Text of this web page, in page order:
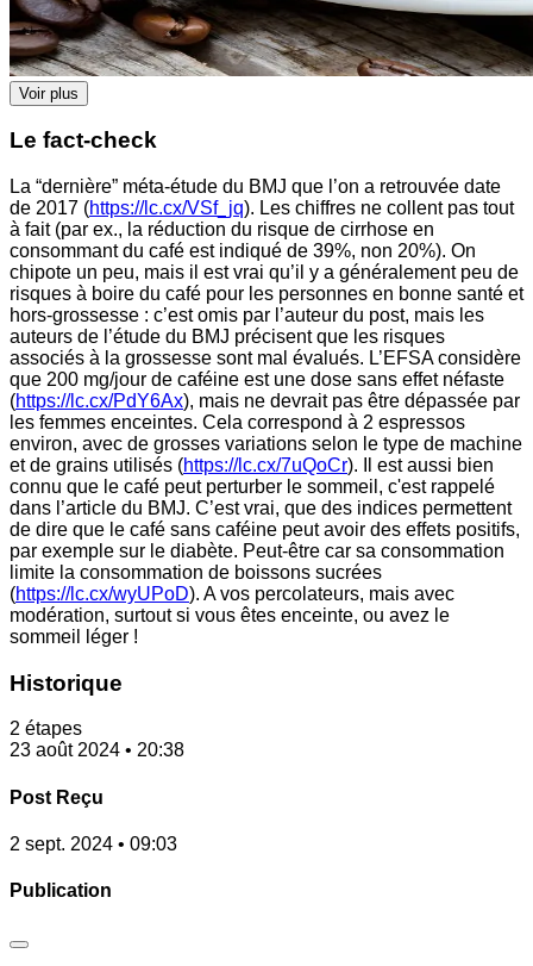
Voir plus
Le fact-check
La “dernière” méta-étude du BMJ que l’on a retrouvée date
de 2017 (https://lc.cx/VSf_jq). Les chiffres ne collent pas tout
à fait (par ex., la réduction du risque de cirrhose en
consommant du café est indiqué de 39%, non 20%). On
chipote un peu, mais il est vrai qu’il y a généralement peu de
risques à boire du café pour les personnes en bonne santé et
hors-grossesse : c’est omis par l’auteur du post, mais les
auteurs de l’étude du BMJ précisent que les risques
associés à la grossesse sont mal évalués. L’EFSA considère
que 200 mg/jour de caféine est une dose sans effet néfaste
(https://lc.cx/PdY6Ax), mais ne devrait pas être dépassée par
les femmes enceintes. Cela correspond à 2 espressos
environ, avec de grosses variations selon le type de machine
et de grains utilisés (https://lc.cx/7uQoCr). Il est aussi bien
connu que le café peut perturber le sommeil, c'est rappelé
dans l’article du BMJ. C’est vrai, que des indices permettent
de dire que le café sans caféine peut avoir des effets positifs,
par exemple sur le diabète. Peut-être car sa consommation
limite la consommation de boissons sucrées
(https://lc.cx/wyUPoD). A vos percolateurs, mais avec
modération, surtout si vous êtes enceinte, ou avez le
sommeil léger !
Historique
2 étapes
23 août 2024 • 20:38
Post Reçu
2 sept. 2024 • 09:03
Publication